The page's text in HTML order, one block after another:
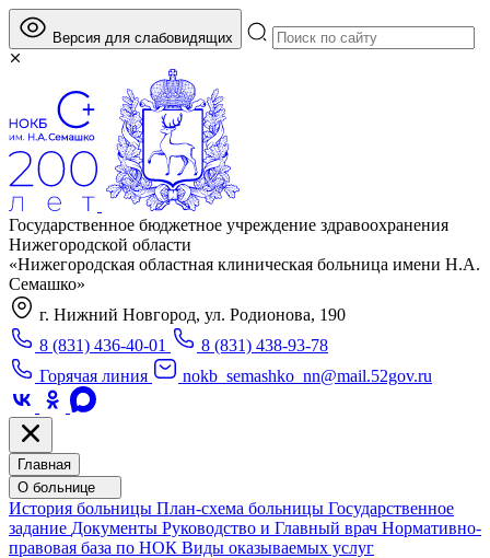
Версия для слабовидящих
Государственное бюджетное учреждение здравоохранения
Нижегородской области
«Нижегородская областная клиническая больница имени Н.А.
Семашко»
г. Нижний Новгород, ул. Родионова, 190
8 (831) 436-40-01
8 (831) 438-93-78
Горячая линия
nokb_semashko_nn@mail.52gov.ru
Главная
О больнице
История больницы План-схема больницы Государственное
задание Документы Руководство и Главный врач Нормативно-
правовая база по НОК Виды оказываемых услуг